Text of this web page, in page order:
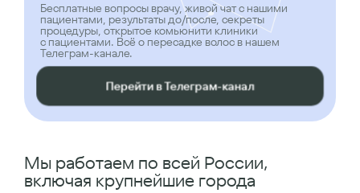
Бесплатные вопросы врачу, живой чат с нашими
пациентами, результаты до/после, секреты
процедуры, открытое комьюнити клиники
с пациентами. Всё о пересадке волос в нашем
Телеграм-канале.
Перейти в Телеграм-канал
Мы работаем по всей России,
включая крупнейшие города